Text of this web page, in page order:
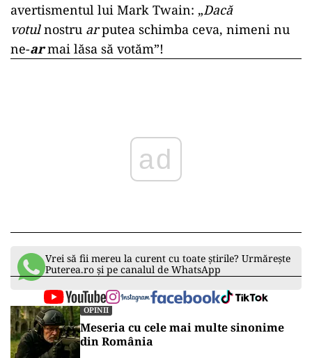
avertismentul lui Mark Twain: „Dacă
votulnostru arputea schimba ceva, nimeni nu
ne-armai lăsa să votăm”!
ad
Vrei să fii mereu la curent cu toate știrile? Urmărește
Puterea.ro și pe canalul de WhatsApp
OPINII
Meseria cu cele mai multe sinonime
din România